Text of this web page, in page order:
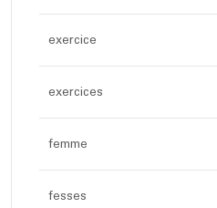
exercice
exercices
femme
fesses